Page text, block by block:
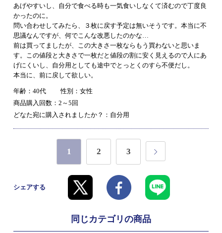
あげやすいし、自分で食べる時も一気食いしなくて済むので丁度良
かったのに。
問い合わせしてみたら、３枚に戻す予定は無いそうです。本当に不
思議なんですが、何でこんな改悪したのかな…
前は買ってましたが、この大きさ一枚ならもう買わないと思いま
す。この値段と大きさで一枚だと値段の割に安く見えるので人にあ
げにくいし、自分用としても途中でとっとくのすら不便だし。
本当に、前に戻して欲しい。
年齢：40代
性別：女性
商品購入回数：2～5回
どなた宛に購入されましたか？：自分用
1 2 3
シェアする
同じカテゴリの商品